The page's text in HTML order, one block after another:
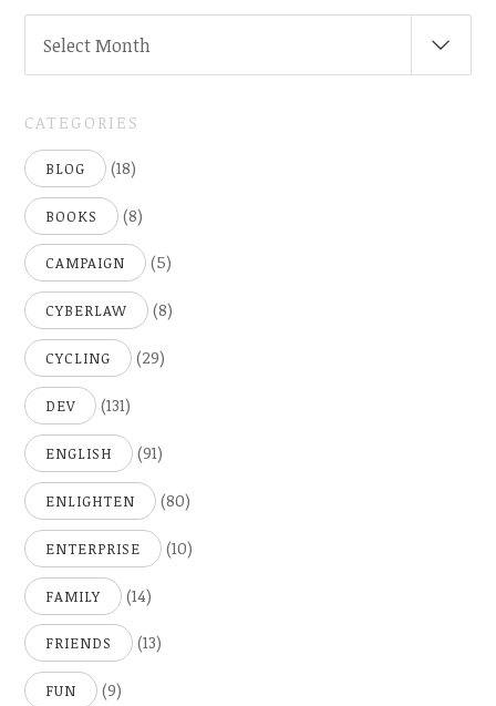
Select Month
CATEGORIES
BLOG (18)
BOOKS (8)
CAMPAIGN (5)
CYBERLAW (8)
CYCLING (29)
DEV (131)
ENGLISH (91)
ENLIGHTEN (80)
ENTERPRISE (10)
FAMILY (14)
FRIENDS (13)
FUN (9)